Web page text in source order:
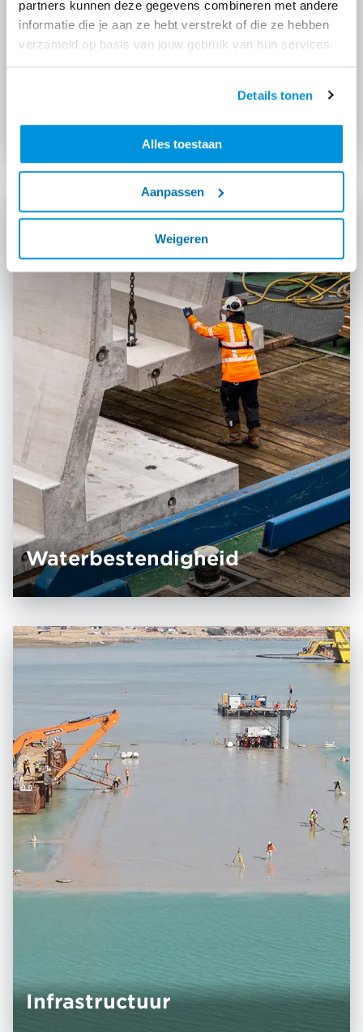
partners kunnen deze gegevens combineren met andere
informatie die je aan ze hebt verstrekt of die ze hebben
verzameld op basis van jouw gebruik van hun services.
Details tonen
Alles toestaan
Aanpassen
Weigeren
Stedelijke ontwikkeling en
Water­be­stendigheid
Infrastructuur